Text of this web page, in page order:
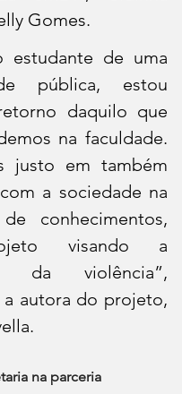
Gomes.
estudante de uma
pública, estou
daquilo que
na faculdade.
justo em também
a sociedade na
conhecimentos,
visando a
da violência”,
a autora do projeto,
na parceria